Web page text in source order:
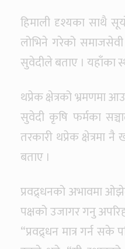
हिमाली दृश्यका साथै
लोभिने गरेको समाजसेवी
सुवेदीले बताए । यहाँका
थप्रेक क्षेत्रको
सुवेदी कृषि फर्मका
तरकारी थप्रेक
बताए ।
प्रवद्र्धनको अभावमा
पक्षको उजागर गनु
“प्रवद्र्धन मात्र गर्न